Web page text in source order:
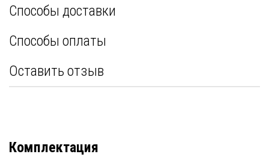
Способы доставки
Способы оплаты
Оставить отзыв
Комплектация